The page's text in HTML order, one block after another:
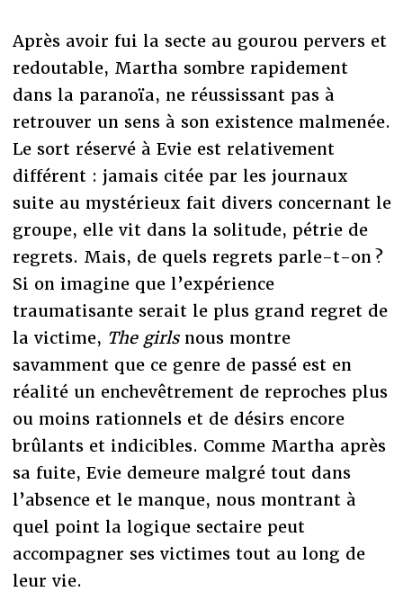
Après avoir fui la secte au gourou pervers et
redoutable, Martha sombre rapidement
dans la paranoïa, ne réussissant pas à
retrouver un sens à son existence malmenée.
Le sort réservé à Evie est relativement
différent : jamais citée par les journaux
suite au mystérieux fait divers concernant le
groupe, elle vit dans la solitude, pétrie de
regrets. Mais, de quels regrets parle-t-on ?
Si on imagine que l’expérience
traumatisante serait le plus grand regret de
la victime, The girls nous montre
savamment que ce genre de passé est en
réalité un enchevêtrement de reproches plus
ou moins rationnels et de désirs encore
brûlants et indicibles. Comme Martha après
sa fuite, Evie demeure malgré tout dans
l’absence et le manque, nous montrant à
quel point la logique sectaire peut
accompagner ses victimes tout au long de
leur vie.